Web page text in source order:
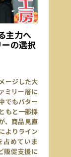
主力へ
の選択
ージした大
ミリー層に
でもバター
もと一部採
、商品見直
よりライン
占めていま
販促支援に